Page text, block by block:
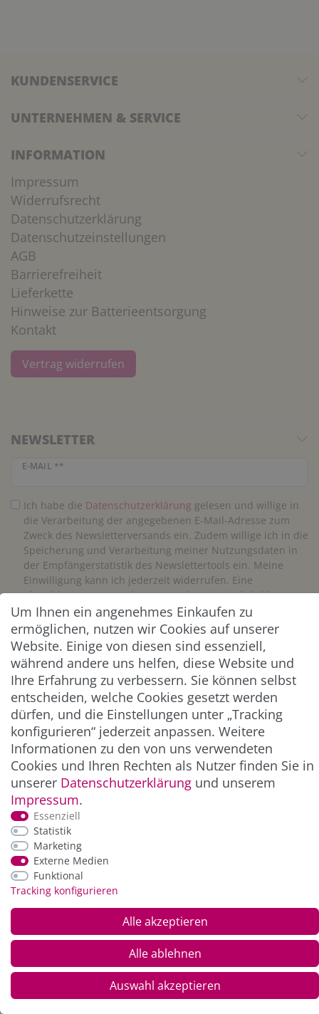
KUNDENSERVICE
UNTERNEHMEN & SERVICE
INFORMATION
Impressum
Widerrufsrecht
Datenschutzerklärung
Datenschutzeinstellungen
AGB
Barrierefreiheit
Lieferkette
Hinweise zur Batterieentsorgung
Kontakt
Vertrag widerrufen
NEWSLETTER
E-MAIL **
Newsletter Honig
Ich habe die Daten­schutz­erklärung gelesen und willige in
die Verarbeitung der angegebenen E-Mail-Adresse zum
Zweck des Newsletterversands ein. Zudem willige ich in die
Speicherung und Verarbeitung meiner Nutzungsdaten in
der Empfängerstatistik des Newslettertools ein. Meine
Einwilligung kann ich jederzeit widerrufen. Eine
Abmeldung vom Newsletter ist jederzeit möglich.**
Abonnieren
** Hierbei handelt es sich um ein Pflichtfeld.
ZAHLUNG & VERSAND
*Alle Preise inkl. der gesetzl. MwSt. zzgl.
und Versandkosten
Um Ihnen ein angenehmes Einkaufen zu
ermöglichen, nutzen wir Cookies auf unserer
Website. Einige von diesen sind essenziell,
während andere uns helfen, diese Website und
Ihre Erfahrung zu verbessern. Sie können selbst
entscheiden, welche Cookies gesetzt werden
dürfen, und die Einstellungen unter „Tracking
konfigurieren“ jederzeit anpassen. Weitere
Informationen zu den von uns verwendeten
Cookies und Ihren Rechten als Nutzer finden Sie in
unserer Daten­schutz­erklärung und unserem
Impressum.
Essenziell
Statistik
Marketing
Externe Medien
Funktional
Tracking konfigurieren
Alle akzeptieren
Alle ablehnen
Auswahl akzeptieren
© Copyright 2026 Alle Rechte vorbehalten. |